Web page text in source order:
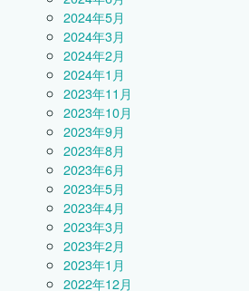
2024年5月
2024年3月
2024年2月
2024年1月
2023年11月
2023年10月
2023年9月
2023年8月
2023年6月
2023年5月
2023年4月
2023年3月
2023年2月
2023年1月
2022年12月